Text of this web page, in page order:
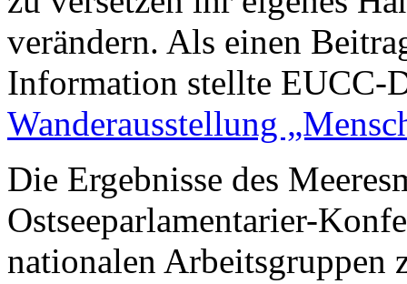
verändern. Als einen
Information stellte EUCC-
Wanderausstellung
Die Ergebnisse des
Ostseeparlamentarier-
nationalen Arbeitsgruppen